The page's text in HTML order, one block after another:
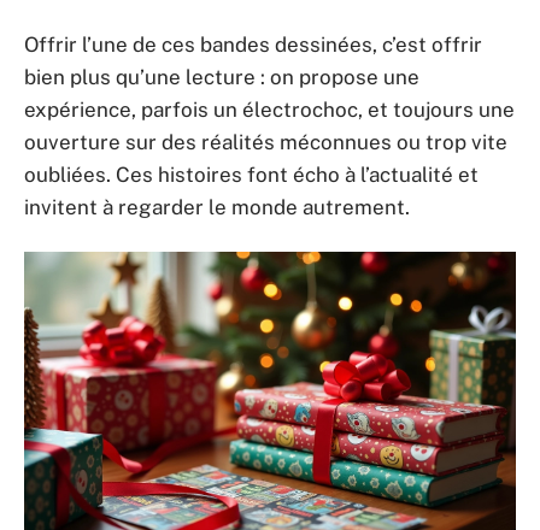
Offrir l’une de ces bandes dessinées, c’est offrir
bien plus qu’une lecture : on propose une
expérience, parfois un électrochoc, et toujours une
ouverture sur des réalités méconnues ou trop vite
oubliées. Ces histoires font écho à l’actualité et
invitent à regarder le monde autrement.